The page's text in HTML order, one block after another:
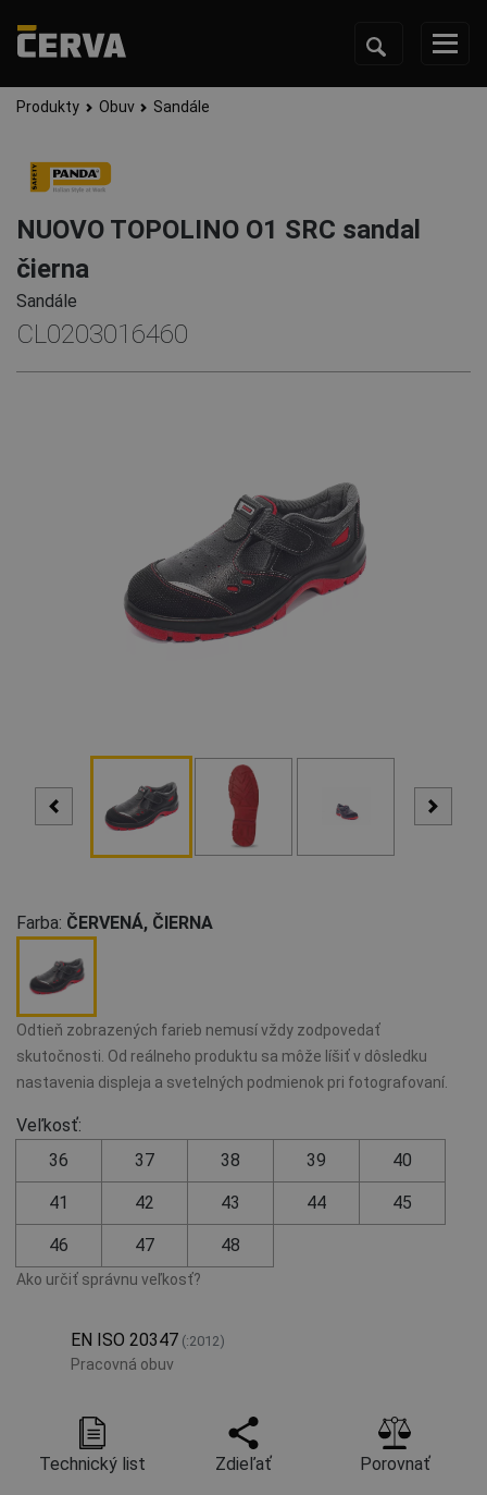
Produkty Obuv Sandále
NUOVO TOPOLINO O1 SRC sandal
čierna
Sandále
CL0203016460
Farba: ČERVENÁ, ČIERNA
Odtieň zobrazených farieb nemusí vždy zodpovedať
skutočnosti. Od reálneho produktu sa môže líšiť v dôsledku
nastavenia displeja a svetelných podmienok pri fotografovaní.
Veľkosť:
36
37 38 39 40
41 42 43 44 45
46 47 48
Ako určiť správnu veľkosť?
EN ISO 20347 (:2012)
Pracovná obuv
Technický list Zdieľať Porovnať